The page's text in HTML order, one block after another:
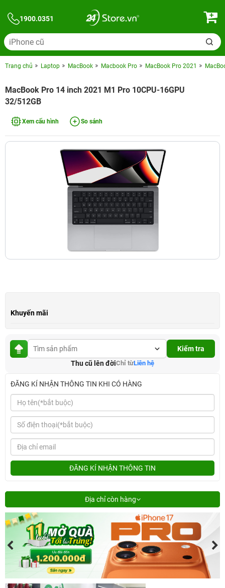
1900.0351
Trang chủ Laptop MacBook Macbook Pro MacBook Pro 2021
MacBook Pro 14 inch 2021 M1 Pro 10CPU-16GPU
32/512GB
Xem cấu hình So sánh
Khuyến mãi
Kiểm tra
Thu cũ lên đờiChỉ từLiên hệ
ĐĂNG KÍ NHẬN THÔNG TIN KHI CÓ HÀNG
ĐĂNG KÍ NHẬN THÔNG TIN
Địa chỉ còn hàng